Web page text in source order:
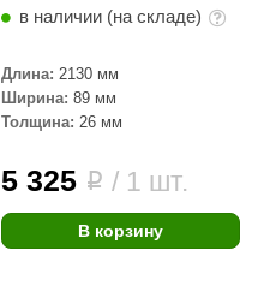
в наличии (на складе)
Длина: 2130 мм
Ширина: 89 мм
Толщина: 26 мм
5 325 i / 1 шт.
В корзину